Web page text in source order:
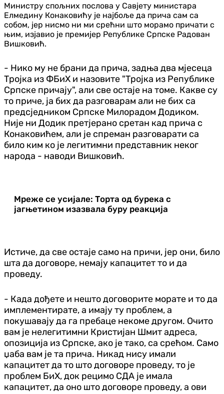
Министру спољних послова у Савјету министара
Елмедину Конаковићу је најбоље да прича сам са
собом, јер нисмо ни ми срећни што морамо причати с
њим, изјавио је премијер Републике Српске Радован
Вишковић.
- Нико му не брани да прича, задња два мјесеца
Тројка из ФБиХ и назовите "Тројка из Републике
Српске причају", али све остаје на томе. Какве су
то приче, ја бих да разговарам али не бих са
предсједником Српске Милорадом Додиком.
Није ни Додик претјерано сретан кад прича с
Конаковићем, али је спреман разговарати са
било ким ко је легитимни представник неког
народа - наводи Вишковић.
Мреже се усијале: Торта од бурека с
јагњетином изазвала буру реакција
Истиче, да све остаје само на причи, јер они, било
шта да договоре, немају капацитет то и да
проведу.
- Када дођете и нешто договорите морате и то да
имплементирате, а имају ту проблем, а
покушавају да га пребаце некоме другом. Очито
вам је нелегитимни Кристијан Шмит адреса,
опозиција из Српске, ако је тако, са срећом. Само
џаба вам је та прича. Никад нису имали
капацитет да то што договоре проведу, то је
проблем БиХ, док рецимо СДА је имала
капацитет, да оно што договоре проведу, а ови